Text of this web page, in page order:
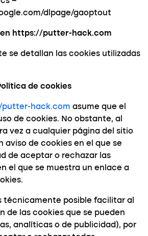
dlpage/gaoptout
en https://putter-hack.com
se detallan las cookies utilizadas
de cookies
putter-hack.com asume que el
de cookies. No obstante, al
vez a cualquier página del sitio
aviso de cookies en el que se
de aceptar o rechazar las
el que se muestra un enlace a
técnicamente posible facilitar al
de las cookies que se pueden
analíticas o de publicidad), por